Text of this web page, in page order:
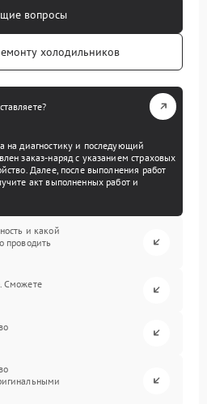
вопросы
холодильников
на диагностику и последующий
заказ-наряд с указанием страховых
Далее, после выполнения работ
акт выполненных работ и
и какой
проводить
Сможете